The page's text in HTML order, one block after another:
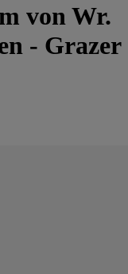
von Wr.
- Grazer